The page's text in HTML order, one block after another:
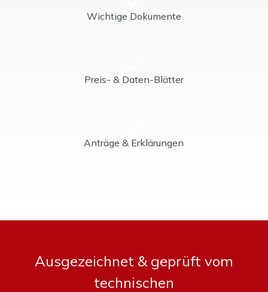
Wichtige Dokumente
Preis- & Daten-Blätter
Anträge & Erklärungen
Ausgezeichnet & geprüft vom
technischen